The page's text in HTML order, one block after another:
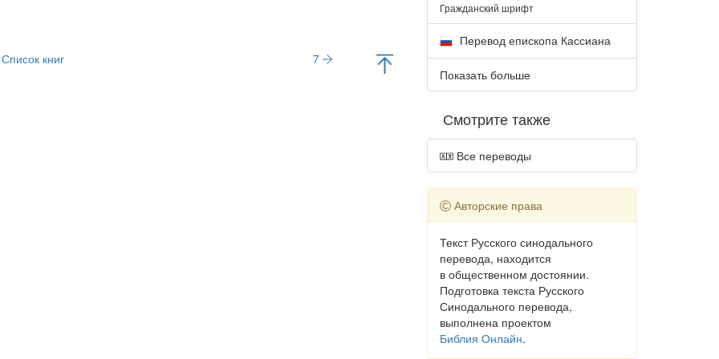
Список книг 7
Гражданский шрифт
Перевод епископа Кассиана
Показать больше
Смотрите также
Все переводы
Авторские права
Текст Русского синодального
перевода, находится
в общественном достоянии.
Подготовка текста Русского
Синодального перевода,
выполнена проектом
Библия Онлайн.